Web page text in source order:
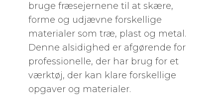
bruge fræsejernene til at skære,
forme og udjævne forskellige
materialer som træ, plast og metal.
Denne alsidighed er afgørende for
professionelle, der har brug for et
værktøj, der kan klare forskellige
opgaver og materialer.